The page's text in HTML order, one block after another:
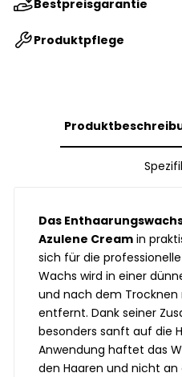
Bestpreisgarantie
Produktpflege
Das
Azulene Cream in
sich für die
Wachs wird in einer
und nach dem
entfernt. Dank seiner
besonders sanft auf die
Anwendung haftet das
den Haaren und nicht an